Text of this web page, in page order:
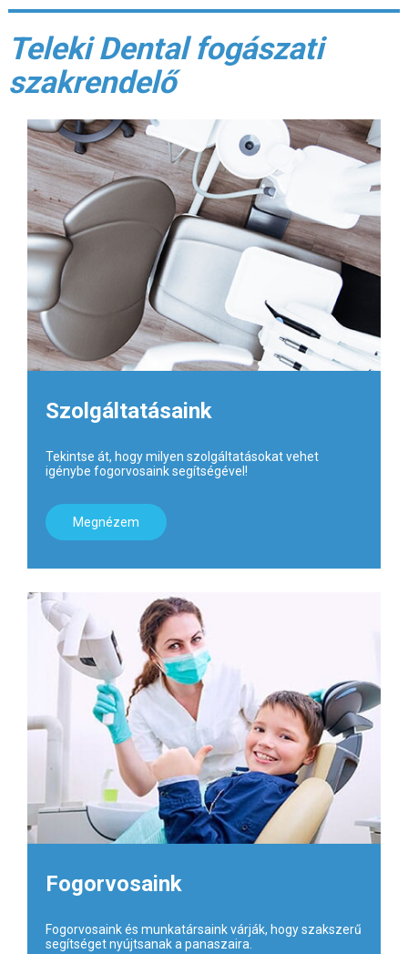
Teleki Dental fogászati
szakrendelő
Szolgáltatásaink
Tekintse át, hogy milyen szolgáltatásokat vehet
igénybe fogorvosaink segítségével!
Megnézem
Fogorvosaink
Fogorvosaink és munkatársaink várják, hogy szakszerű
segítséget nyújtsanak a panaszaira.